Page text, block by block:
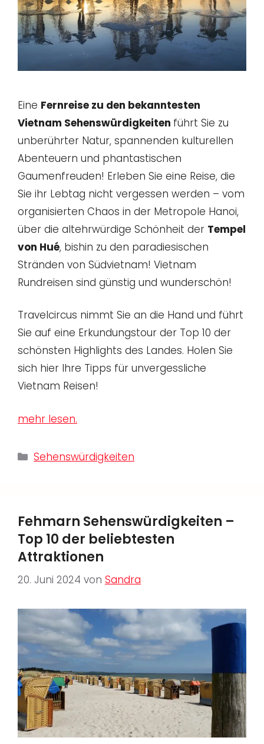
Eine Fernreise zu den bekanntesten
Vietnam Sehenswürdigkeiten führt Sie zu
unberührter Natur, spannenden kulturellen
Abenteuern und phantastischen
Gaumenfreuden! Erleben Sie eine Reise, die
Sie ihr Lebtag nicht vergessen werden – vom
organisierten Chaos in der Metropole Hanoi,
über die altehrwürdige Schönheit der Tempel
von Hué, bishin zu den paradiesischen
Stränden von Südvietnam! Vietnam
Rundreisen sind günstig und wunderschön!
Travelcircus nimmt Sie an die Hand und führt
Sie auf eine Erkundungstour der Top 10 der
schönsten Highlights des Landes. Holen Sie
sich hier Ihre Tipps für unvergessliche
Vietnam Reisen!
mehr lesen.
Kategorien
Sehenswürdigkeiten
Fehmarn Sehenswürdigkeiten –
Top 10 der beliebtesten
Attraktionen
20. Juni 2024 von Sandra